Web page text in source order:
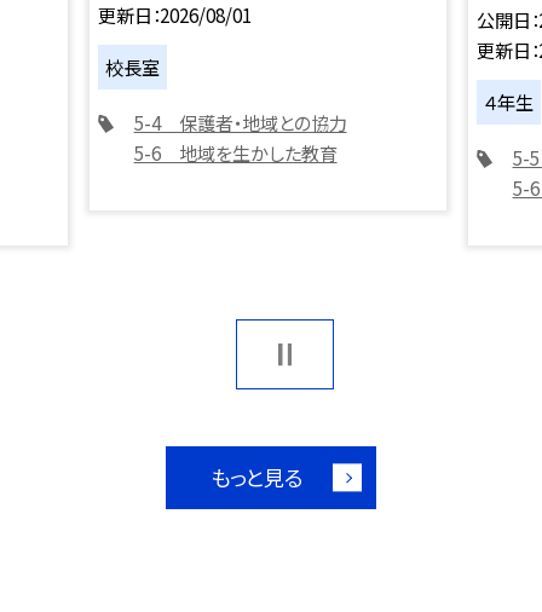
更新日 2026/08/01
校長室
5-4 保護者・地域との協力
5-6 地域を生かした教育
公開日
更新日
４年生
5-
5-
もっと見る